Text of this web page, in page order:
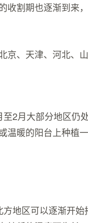
收割期也逐渐到来
京、天津、河北、山
2月大部分地区仍
温暖的阳台上种植
地区可以逐渐开始